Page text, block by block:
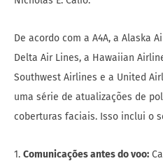
De acordo com a A4A, a Alaska
Delta Air Lines, a Hawaiian
Southwest Airlines e a United
uma série de atualizações de
coberturas faciais. Isso inclui o
1. Comunicações antes do voo: